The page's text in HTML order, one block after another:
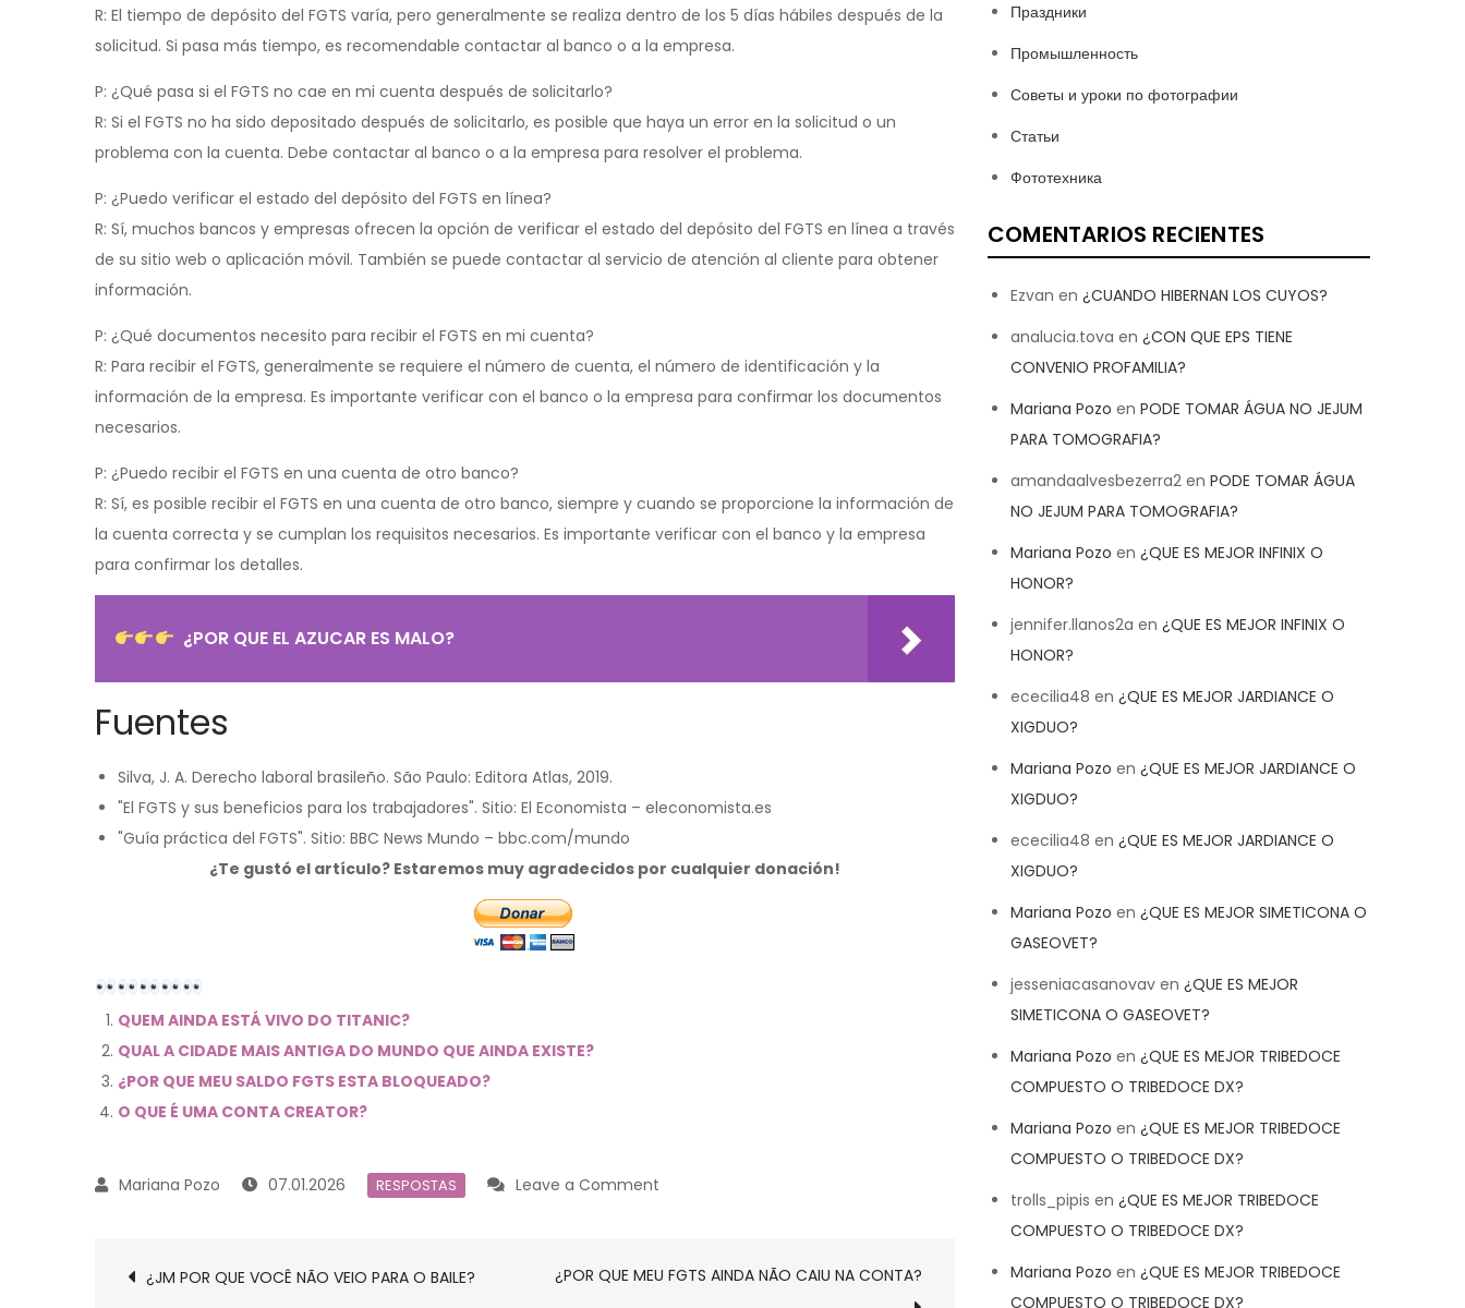
R: El tiempo de depósito del FGTS varía, pero generalmente se realiza dentro de los 5 días hábiles después de la
solicitud. Si pasa más tiempo, es recomendable contactar al banco o a la empresa.
P: ¿Qué pasa si el FGTS no cae en mi cuenta después de solicitarlo?
R: Si el FGTS no ha sido depositado después de solicitarlo, es posible que haya un error en la solicitud o un
problema con la cuenta. Debe contactar al banco o a la empresa para resolver el problema.
P: ¿Puedo verificar el estado del depósito del FGTS en línea?
R: Sí, muchos bancos y empresas ofrecen la opción de verificar el estado del depósito del FGTS en línea a través
de su sitio web o aplicación móvil. También se puede contactar al servicio de atención al cliente para obtener
información.
P: ¿Qué documentos necesito para recibir el FGTS en mi cuenta?
R: Para recibir el FGTS, generalmente se requiere el número de cuenta, el número de identificación y la
información de la empresa. Es importante verificar con el banco o la empresa para confirmar los documentos
necesarios.
P: ¿Puedo recibir el FGTS en una cuenta de otro banco?
R: Sí, es posible recibir el FGTS en una cuenta de otro banco, siempre y cuando se proporcione la información de
la cuenta correcta y se cumplan los requisitos necesarios. Es importante verificar con el banco y la empresa
para confirmar los detalles.
¿POR QUE EL AZUCAR ES MALO?
Fuentes
Silva, J. A. Derecho laboral brasileño. São Paulo: Editora Atlas, 2019.
"El FGTS y sus beneficios para los trabajadores". Sitio: El Economista – eleconomista.es
"Guía práctica del FGTS". Sitio: BBC News Mundo – bbc.com/mundo
¿Te gustó el artículo? Estaremos muy agradecidos por cualquier donación!
QUEM AINDA ESTÁ VIVO DO TITANIC?
QUAL A CIDADE MAIS ANTIGA DO MUNDO QUE AINDA EXISTE?
¿POR QUE MEU SALDO FGTS ESTA BLOQUEADO?
O QUE É UMA CONTA CREATOR?
07.01.2026 RESPOSTAS Leave a Comment
O
Navegación
¿JM POR QUE VOCÊ NÃO VEIO PARA O BAILE? ¿POR QUE MEU FGTS AINDA NÃO CAIU NA CONTA?
Праздники
Промышленность
Советы и уроки по фотографии
Статьи
Фототехника
COMENTARIOS RECIENTES
Ezvan en ¿CUANDO HIBERNAN LOS CUYOS?
analucia.tova en ¿CON QUE EPS TIENE
CONVENIO PROFAMILIA?
Mariana Pozo en PODE TOMAR ÁGUA NO JEJUM
PARA TOMOGRAFIA?
amandaalvesbezerra2 en PODE TOMAR ÁGUA
NO JEJUM PARA TOMOGRAFIA?
Mariana Pozo en ¿QUE ES MEJOR INFINIX O
HONOR?
jennifer.llanos2a en ¿QUE ES MEJOR INFINIX O
HONOR?
ececilia48 en ¿QUE ES MEJOR JARDIANCE O
XIGDUO?
Mariana Pozo en ¿QUE ES MEJOR JARDIANCE O
XIGDUO?
ececilia48 en ¿QUE ES MEJOR JARDIANCE O
XIGDUO?
Mariana Pozo en ¿QUE ES MEJOR SIMETICONA O
GASEOVET?
jesseniacasanovav en ¿QUE ES MEJOR
SIMETICONA O GASEOVET?
Mariana Pozo en ¿QUE ES MEJOR TRIBEDOCE
COMPUESTO O TRIBEDOCE DX?
Mariana Pozo en ¿QUE ES MEJOR TRIBEDOCE
COMPUESTO O TRIBEDOCE DX?
trolls_pipis en ¿QUE ES MEJOR TRIBEDOCE
COMPUESTO O TRIBEDOCE DX?
Mariana Pozo en ¿QUE ES MEJOR TRIBEDOCE
COMPUESTO O TRIBEDOCE DX?